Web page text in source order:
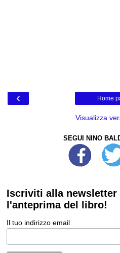
‹ Home
Visualizza
SEGUI NINO
Iscriviti alla
l'anteprima del libro!
Il tuo indirizzo email